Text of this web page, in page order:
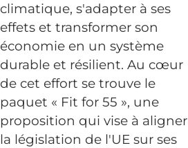
climatique, s'adapter à ses
effets et transformer son
économie en un système
durable et résilient. Au cœur
de cet effort se trouve le
paquet « Fit for 55 », une
proposition qui vise à aligner
la législation de l'UE sur ses